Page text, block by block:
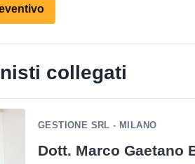
collegati
GESTIONE SRL - MILANO
Dott. Marco Gaetano